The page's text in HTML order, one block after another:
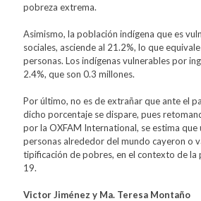
pobreza extrema.
Asimismo, la población indígena que es
sociales, asciende al 21.2%, lo que
personas. Los indígenas vulnerables por
2.4%, que son 0.3 millones.
Por último, no es de extrañar que ante el
dicho porcentaje se dispare, pues
por la OXFAM International, se estima
personas alrededor del mundo cayeron o
tipificación de pobres, en el contexto de la
19.
Victor Jiménez y Ma. Teresa Montaño